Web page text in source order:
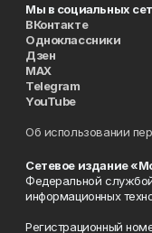
Мы в социальных
ВКонтакте
Одноклассники
Дзен
MAX
Telegram
YouTube
Об использовании
Сетевое издание
Федеральной
информационных
Регистрационный